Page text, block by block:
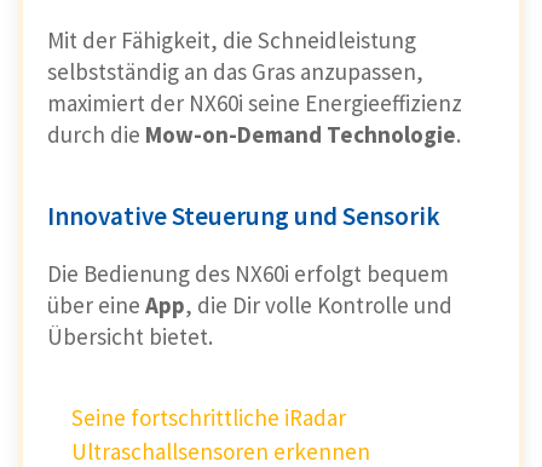
Mit der Fähigkeit, die Schneidleistung
selbstständig an das Gras anzupassen,
maximiert der NX60i seine Energieeffizienz
durch die Mow-on-Demand Technologie.
Innovative Steuerung und Sensorik
Die Bedienung des NX60i erfolgt bequem
über eine App, die Dir volle Kontrolle und
Übersicht bietet.
Seine fortschrittliche iRadar
Ultraschallsensoren erkennen